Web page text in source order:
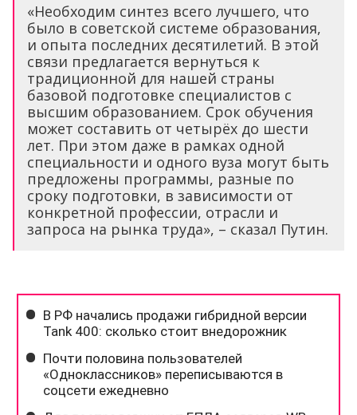
«Необходим синтез всего лучшего, что
было в советской системе образования,
и опыта последних десятилетий. В этой
связи предлагается вернуться к
традиционной для нашей страны
базовой подготовке специалистов с
высшим образованием. Срок обучения
может составить от четырёх до шести
лет. При этом даже в рамках одной
специальности и одного вуза могут быть
предложены программы, разные по
сроку подготовки, в зависимости от
конкретной профессии, отрасли и
запроса на рынка труда», – сказал Путин.